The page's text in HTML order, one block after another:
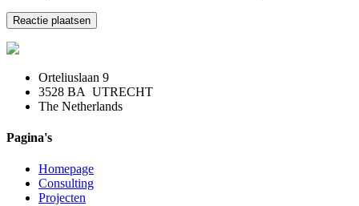
Orteliuslaan 9
3528 BA UTRECHT
The Netherlands
Pagina's
Homepage
Consulting
Projecten